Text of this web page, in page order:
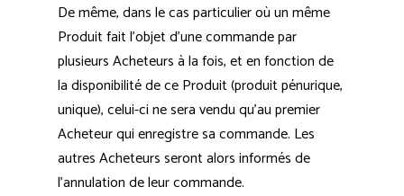
De même, dans le cas particulier où un même
Produit fait l’objet d’une commande par
plusieurs Acheteurs à la fois, et en fonction de
la disponibilité de ce Produit (produit pénurique,
unique), celui-ci ne sera vendu qu’au premier
Acheteur qui enregistre sa commande. Les
autres Acheteurs seront alors informés de
l’annulation de leur commande.